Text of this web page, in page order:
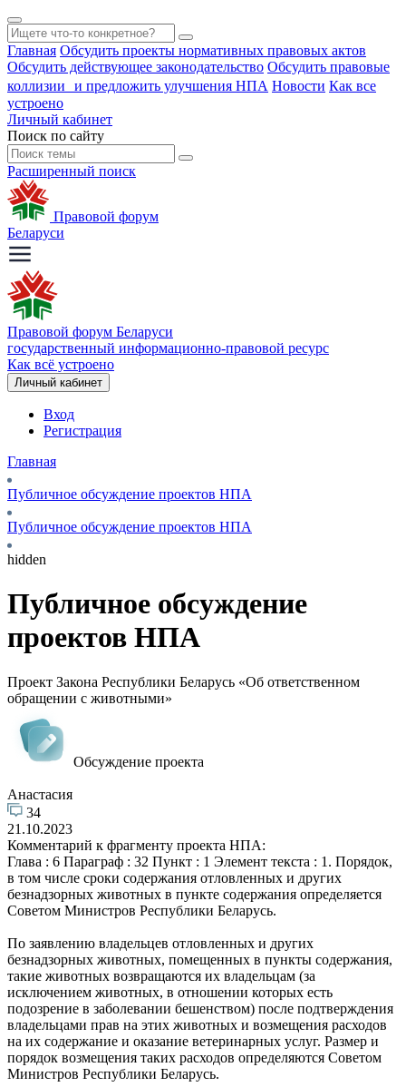
Главная Обсудить проекты нормативных правовых актов
Обсудить действующее законодательство Обсудить правовые
коллизии и предложить улучшения НПА Новости Как все
устроено
Личный кабинет
Поиск по сайту
Расширенный поиск
Правовой форум
Беларуси
Правовой форум Беларуси
государственный информационно-правовой ресурс
Как всё устроено
Личный кабинет
Вход
Регистрация
Главная
Публичное обсуждение проектов НПА
Публичное обсуждение проектов НПА
hidden
Публичное обсуждение
проектов НПА
Проект Закона Республики Беларусь «Об ответственном
обращении с животными»
Обсуждение проекта
Анастасия
34
21.10.2023
Комментарий к фрагменту проекта НПА:
Глава : 6 Параграф : 32 Пункт : 1 Элемент текста : 1. Порядок,
в том числе сроки содержания отловленных и других
безнадзорных животных в пункте содержания определяется
Советом Министров Республики Беларусь.
По заявлению владельцев отловленных и других
безнадзорных животных, помещенных в пункты содержания,
такие животных возвращаются их владельцам (за
исключением животных, в отношении которых есть
подозрение в заболевании бешенством) после подтверждения
владельцами прав на этих животных и возмещения расходов
на их содержание и оказание ветеринарных услуг. Размер и
порядок возмещения таких расходов определяются Советом
Министров Республики Беларусь.